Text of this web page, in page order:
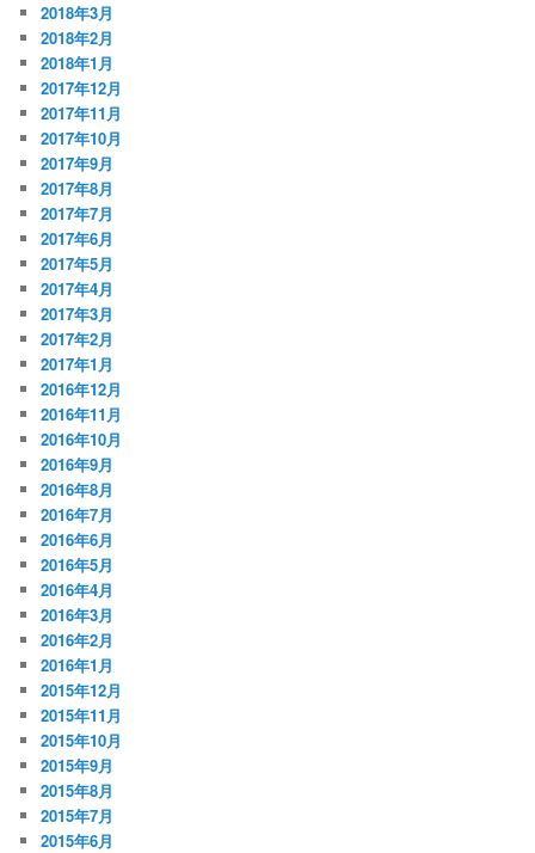
2018年3月
2018年2月
2018年1月
2017年12月
2017年11月
2017年10月
2017年9月
2017年8月
2017年7月
2017年6月
2017年5月
2017年4月
2017年3月
2017年2月
2017年1月
2016年12月
2016年11月
2016年10月
2016年9月
2016年8月
2016年7月
2016年6月
2016年5月
2016年4月
2016年3月
2016年2月
2016年1月
2015年12月
2015年11月
2015年10月
2015年9月
2015年8月
2015年7月
2015年6月